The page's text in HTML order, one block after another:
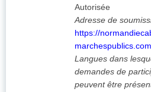
Autorisée
Adresse de
https://
Langues dans
demandes de
peuvent être